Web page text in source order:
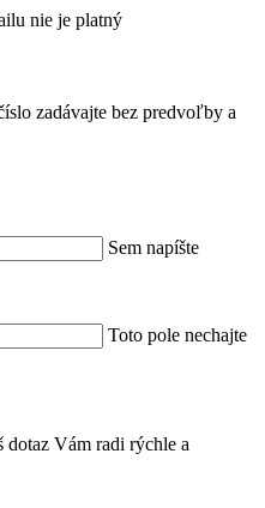
nie je platný
zadávajte bez predvoľby a
Sem napíšte
Toto pole nechajte
dotaz Vám radi rýchle a